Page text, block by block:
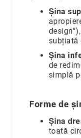
după
colecție
Șina
subțiată
Șina
de
simplă
Forme de
Șina
toată